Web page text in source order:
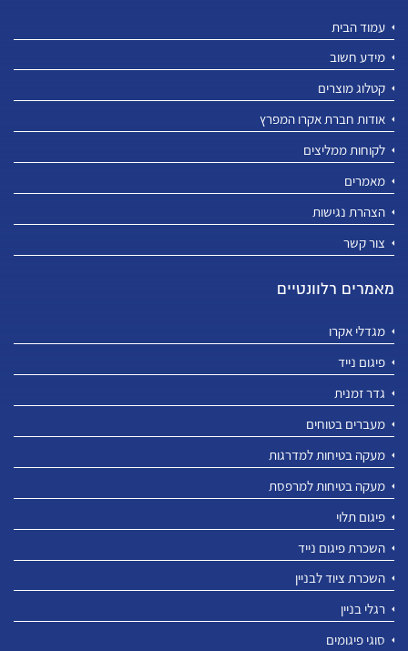
עמוד הבית
מידע חשוב
קטלוג מוצרים
אודות חברת אקרו המפרץ
לקוחות ממליצים
מאמרים
הצהרת נגישות
צור קשר
מאמרים רלוונטיים
מגדלי אקרו
פיגום נייד
גדר זמנית
מעברים בטוחים
מעקה בטיחות למדרגות
מעקה בטיחות למרפסת
פיגום תלוי
השכרת פיגום נייד
השכרת ציוד לבניין
רגלי בניין
סוגי פיגומים